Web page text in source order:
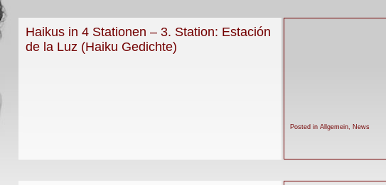
Haikus in 4 Stationen – 3. Station: Estación
de la Luz (Haiku Gedichte)
Posted in Allgemein, News